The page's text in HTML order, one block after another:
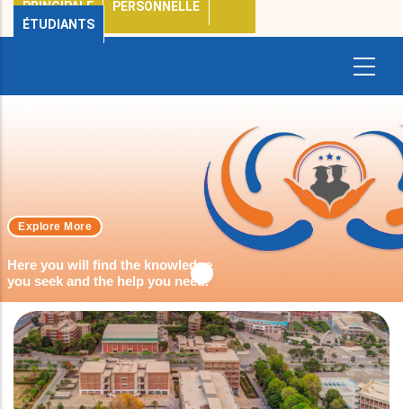
PRINCIPALE
PERSONNELLE
ÉTUDIANTS
Here you will find the knowledge
you seek and the help you need.
Explore More